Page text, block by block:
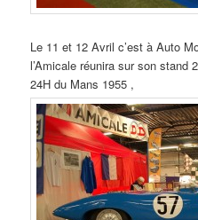
Le 11 et 12 Avril c’est à Auto
l’Amicale réunira sur son
24H du Mans 1955 ,